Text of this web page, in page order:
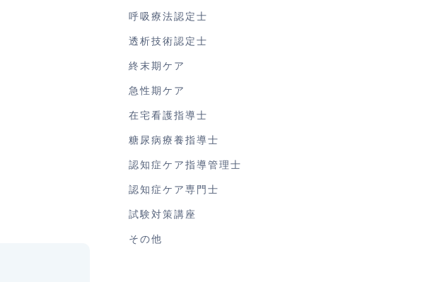
呼吸療法認定士
透析技術認定士
終末期ケア
急性期ケア
在宅看護指導士
糖尿病療養指導士
認知症ケア指導管理士
認知症ケア専門士
試験対策講座
その他